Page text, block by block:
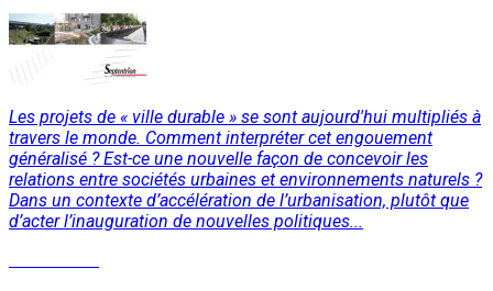
Les projets de « ville durable » se sont aujourd'hui multipliés à
travers le monde. Comment interpréter cet engouement
généralisé ? Est-ce une nouvelle façon de concevoir les
relations entre sociétés urbaines et environnements naturels ?
Dans un contexte d’accélération de l’urbanisation, plutôt que
d’acter l’inauguration de nouvelles politiques...